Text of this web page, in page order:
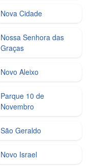
Nova Cidade
Nossa Senhora das
Graças
Novo Aleixo
Parque 10 de
Novembro
São Geraldo
Novo Israel